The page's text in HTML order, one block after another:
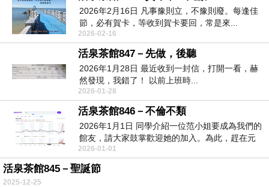
2026年2月16日 凡事豫則立，不豫則廢。每逢佳
節，必有賀卡，等收到賀卡要回，常是來...
2026-02-16
活泉茶館847－先做，後聽
2026年1月28日 最近收到一封信，打開一看，赫
然發現，我錯了！ 以前上班時...
2026-01-28
活泉茶館846－不倫不類
2026年1月1日 同學介紹一位范小姐要成為我們的
館友，請大家鼓掌歡迎她的加入。為此，趕在元
旦...
2026-01-01
活泉茶館845－聖誕節
2025-12-25